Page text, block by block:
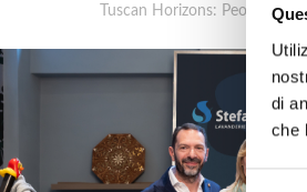
di
che
Selezione
Tuscan Horizons: People and